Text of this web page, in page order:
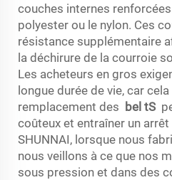
couches internes
polyester ou le nylon. Ces
résistance supplémentaire
la déchirure de la courroie
Les acheteurs en gros
longue durée de vie, car
remplacement des bel tS
coûteux et entraîner un
SHUNNAI, lorsque nous
nous veillons à ce que nos
sous pression et dans des